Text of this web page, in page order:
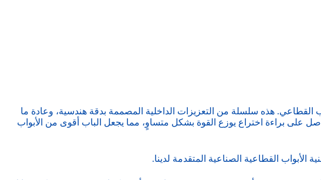
القطاعي. هذه سلسلة من التعزيزات الداخلية المصممة بدقة هندسية، وعادة ما
على براءة اختراع يوزع القوة بشكل متساوٍ، مما يجعل الباب أقوى من الأبواب
القطاعية الصناعية المتقدمة لدينا.